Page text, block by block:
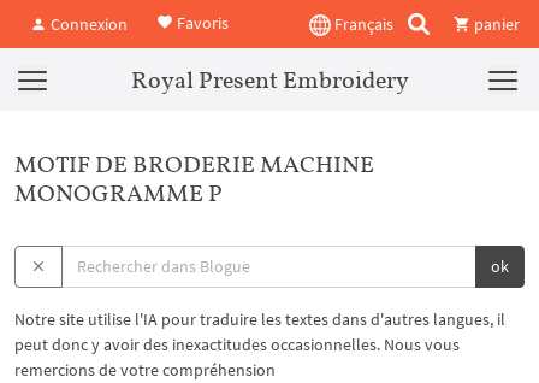
Connexion Favoris Français panier
Royal Present Embroidery
MOTIF DE BRODERIE MACHINE
MONOGRAMME P
ok
Notre site utilise l'IA pour traduire les textes dans d'autres langues, il
peut donc y avoir des inexactitudes occasionnelles. Nous vous
remercions de votre compréhension